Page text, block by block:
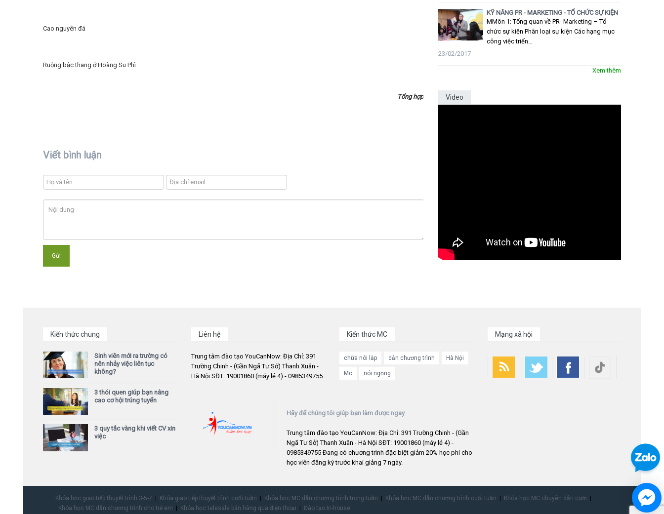
Cao nguyên đá
Ruộng bậc thang ở Hoàng Su Phì
Tổng hợp
Viết bình luận
KỸ NĂNG PR - MARKETING - TỔ CHỨC SỰ KIỆN
MMôn 1: Tổng quan về PR- Marketing – Tổ
chức sự kiện Phân loại sự kiện Các hạng mục
công việc triển...
23/02/2017
Xem thêm
Video
Kiến thức chung
Sinh viên mới ra trường có
nên nhảy việc liên tục
không?
3 thói quen giúp bạn nâng
cao cơ hội trúng tuyển
3 quy tắc vàng khi viết CV xin
việc
Liên hệ
Trung tâm đào tạo YouCanNow: Địa Chỉ: 391
Trường Chinh - (Gần Ngã Tư Sở) Thanh Xuân -
Hà Nội SĐT: 19001860 (máy lẻ 4) - 0985349755
Kiến thức MC
chữa nói lắp dẫn chương trình Hà Nội
Mc nói ngọng
Mạng xã hội
Hãy để chúng tôi giúp bạn làm được ngay
Trung tâm đào tạo YouCanNow: Địa Chỉ: 391 Trường Chinh - (Gần
Ngã Tư Sở) Thanh Xuân - Hà Nội SĐT: 19001860 (máy lẻ 4) -
0985349755 Đang có chương trình đặc biệt giảm 20% học phí cho
học viên đăng ký trước khai giảng 7 ngày.
Khóa học giao tiếp thuyết trình 3-5-7 Khóa giao tiếp thuyết trình cuối tuần Khóa học MC dẫn chương trình trong tuần Khóa học MC dẫn chương trình cuối tuần
Khóa học MC chuyên dẫn cưới
Khóa học MC dẫn chương trình cho trẻ em
Khóa học telesale bán hàng qua điện thoại Đào tạo In-house